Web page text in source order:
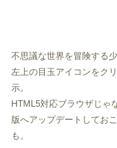
不思議な世界を冒険する
左上の目玉アイコンをク
示。
HTML5対応ブラウザじゃ
版へアップデートしてお
も。